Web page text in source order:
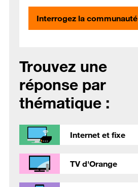
Interrogez la communauté
Trouvez une
réponse par
thématique :
Internet et fixe
TV d'Orange